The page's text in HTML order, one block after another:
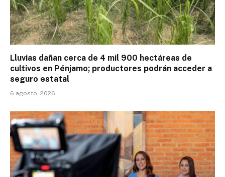
Lluvias dañan cerca de 4 mil 900 hectáreas de
cultivos en Pénjamo; productores podrán acceder a
seguro estatal
6 agosto, 2026